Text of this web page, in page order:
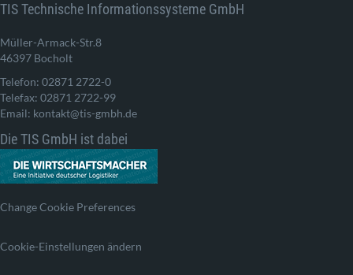
TIS Technische Informationssysteme GmbH
Müller-Armack-Str.8
46397 Bocholt
Telefon: 02871 2722-0
Telefax: 02871 2722-99
Email: kontakt@tis-gmbh.de
Die TIS GmbH ist dabei
Change Cookie Preferences
Cookie-Einstellungen ändern